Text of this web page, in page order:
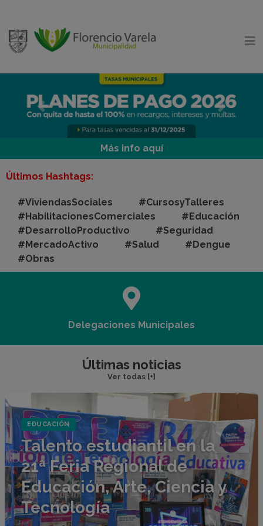
Previous
Últimos Hashtags:
#ViviendasSociales
#CursosyTalleres
#HabilitacionesComerciales
#Educación
#DesarrolloProductivo
#Seguridad
#MercadoActivo
#Salud
#Dengue
#Obras
Últimas noticias
Ver todas [+]
EDUCACIÓN
Talento estudiantil en la
21ª Feria Regional de
Educación, Arte, Ciencia y
Tecnología